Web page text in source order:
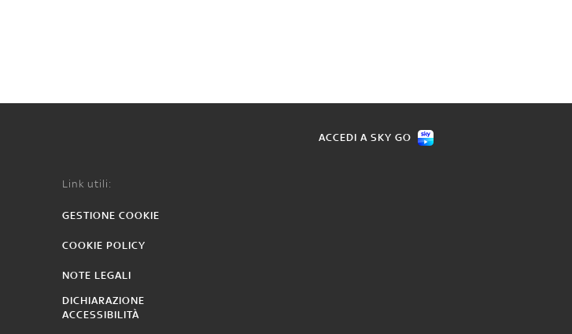
ACCEDI A SKY GO
Link utili:
GESTIONE COOKIE
COOKIE POLICY
NOTE LEGALI
DICHIARAZIONE
ACCESSIBILITÀ